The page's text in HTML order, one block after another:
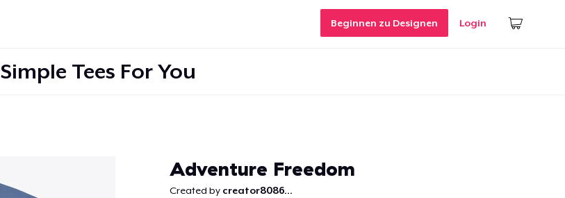
Beginnen zu Designen Login
Simple Tees For You
Adventure Freedom
Created by creator8086...